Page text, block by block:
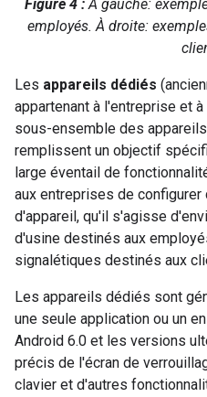
Figure 4 :À gauche:
employés. À droite:
Les appareils dédiés
appartenant à l'entreprise et
sous-ensemble des
remplissent un objectif
large éventail de
aux entreprises de
d'appareil, qu'il s'agisse
d'usine destinés aux
signalétiques destinés aux
Les appareils dédiés sont
une seule application ou un
Android 6.0 et les versions
précis de l'écran de
clavier et d'autres